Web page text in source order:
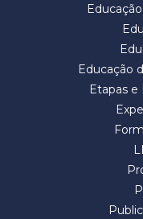
Educação
Etapas